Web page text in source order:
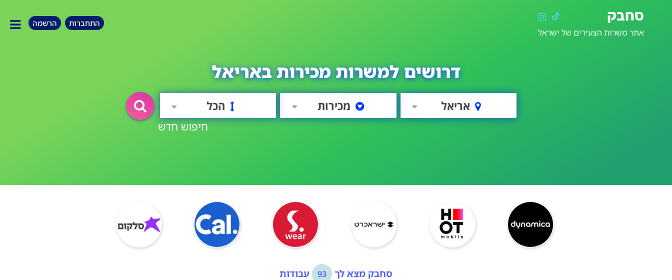
סחבק
אתר משרות הצעירים של ישראל
התחברות הרשמה
דרושים למשרות מכירות באריאל
אריאל מכירות הכל
חיפוש חדש
סחבק מצא לך 93 עבודות